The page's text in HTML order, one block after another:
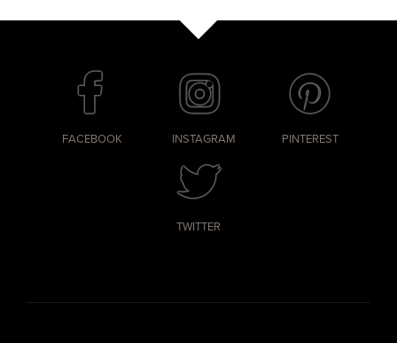
FACEBOOK INSTAGRAM PINTEREST
TWITTER